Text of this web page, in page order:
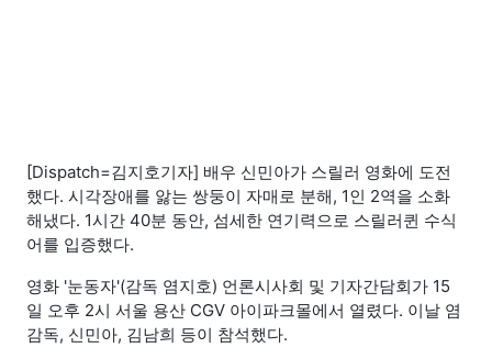
[Dispatch=김지호기자] 배우 신민아가 스릴러 영화에 도전
했다. 시각장애를 앓는 쌍둥이 자매로 분해, 1인 2역을 소화
해냈다. 1시간 40분 동안, 섬세한 연기력으로 스릴러퀸 수식
어를 입증했다.
영화 '눈동자'(감독 염지호) 언론시사회 및 기자간담회가 15
일 오후 2시 서울 용산 CGV 아이파크몰에서 열렸다. 이날 염
감독, 신민아, 김남희 등이 참석했다.